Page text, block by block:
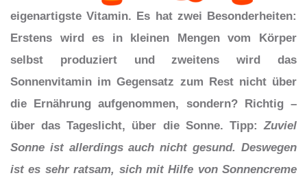
eigenartigste Vitamin. Es hat zwei Besonderheiten:
Erstens wird es in kleinen Mengen vom Körper
selbst produziert und zweitens wird das
Sonnenvitamin im Gegensatz zum Rest nicht über
die Ernährung aufgenommen, sondern? Richtig –
über das Tageslicht, über die Sonne. Tipp: Zuviel
Sonne ist allerdings auch nicht gesund. Deswegen
ist es sehr ratsam, sich mit Hilfe von Sonnencreme